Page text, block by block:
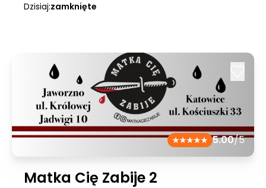
Dzisiaj:zamknięte
5.00/5
Matka Cię Zabije 2